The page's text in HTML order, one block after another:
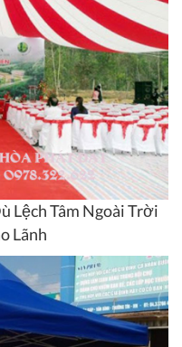
Lệch Tâm Ngoài Trời
Lãnh